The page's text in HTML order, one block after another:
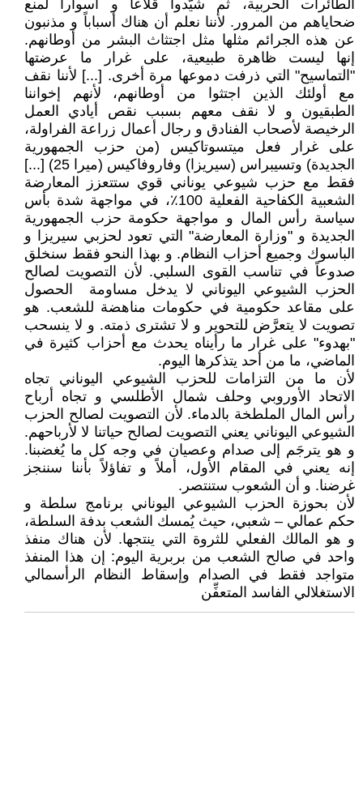
الطائرات الحربية، ثم شيَّدوا قلاعاً و أسواراً لمنع
ضحاياهم من المرور. لأننا نعلم أن هناك أسباباً و مذنبون
عن هذه الجرائم مثلها مثل اجتثاث البشر من أوطانهم.
إنها ليست ظاهرة طبيعية، على غرار ما عرضتها
"التماسيح" التي ذرفت دموعها مرة أخرى. [...] لأننا نقف
مع أولئك الذين اجتثوا من أوطانهم، لأنهم إخواننا
الطبقيون و لا نقف معهم بسبب نقص أيادي العمل
الرخيصة لأصحاب الفنادق و رجال أعمال زراعة الفراولة،
على غرار فعل ميتسوتاكيس (من حزب الجمهورية
الجديدة) وتسيبراس (سيريزا) وفاروفاكيس (ميرا 25) [...]
فقط مع حزب شيوعي يوناني قوي ستتعزز المعارضة
الشعبية الكفاحية الفعلية 100٪، في مواجهة شدة بأس
سياسة رأس المال و مواجهة حكومة حزب الجمهورية
الجديدة و "وزارة المعارضة" التي تعود لحزبي سيريزا و
الباسوك وجميع أحزاب النظام. و بهذا النحو فقط سنخلق
صدوعاً في تناسب القوى السلبي. لأن التصويت لصالح
الحزب الشيوعي اليوناني لا يدخل مساومة الحصول
على مقاعد حكومية في حكومات مناهضة للشعب. هو
تصويت لا يتعرَّض للتحوير و لا تشترى ذمته. و لا ينسحب
"بهدوء" على غرار ما رأيناه يحدث مع أحزاب كثيرة في
الماضي، ما من أحد يتذكرها اليوم.
لأن ما من التزامات للحزب الشيوعي اليوناني تجاه
الاتحاد الأوروبي وحلف شمال الأطلسي و تجاه أرباح
رأس المال الملطخة بالدماء. لأن التصويت لصالح الحزب
الشيوعي اليوناني يعني التصويت لصالح حياتنا لا لأرباحهم.
و هو يترجَم إلى صدام وعصيان في وجه كل ما يُغضبنا.
إنه يعني في المقام اﻷول، أملاً و تفاؤلاً بأننا سننجز
غرضنا. و أن الشعوب ستنتصر.
لأن بحوزة الحزب الشيوعي اليوناني برنامج سلطة و
حكم عمالي – شعبي، حيث يُمسك الشعب بدفة السلطة،
و هو المالك الفعلي للثروة التي ينتجها. لأن هناك منفذ
واحد في صالح الشعب من بربرية اليوم: إن هذا المنفذ
متواجد فقط في الصدام وإسقاط النظام الرأسمالي
الاستغلالي الفاسد المتعفِّن